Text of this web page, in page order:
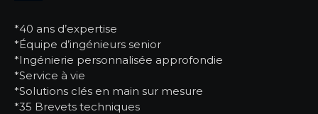
*40 ans d’expertise
*Équipe d’ingénieurs senior
*Ingénierie personnalisée approfondie
*Service à vie
*Solutions clés en main sur mesure
*35 Brevets techniques